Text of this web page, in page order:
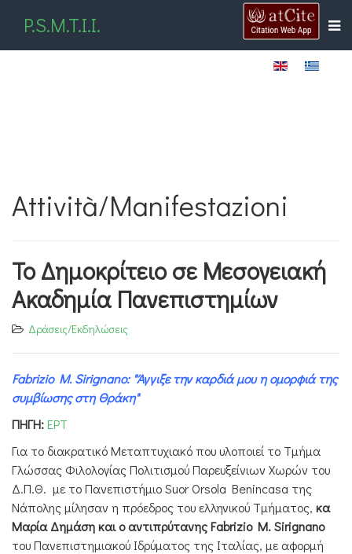
P.S.M.T.I.I.
Attività/Manifestazioni
Το Δημοκρίτειο σε Μεσογειακή
Ακαδημία Πανεπιστημίων
Δράσεις/Εκδηλώσεις
Fabrizio M. Sirignano: "Άγγιξε την καρδιά μου η ομορφιά της
συμβίωσης στη Θράκη"
ΠΗΓΗ:ΕΡΤ
Για το διακρατικό Μεταπτυχιακό που υλοποιεί το Τμήμα
Γλώσσας Φιλολογίας Πολιτισμού Παρευξείνιων Χωρών του
Δ.Π.Θ. με το Πανεπιστήμιο Suor Orsola Benincasa της
Νάπολης μίλησαν η πρόεδρος του ελληνικού Τμήματος, κα
Μαρία Δημάση και ο αντιπρύτανης Fabrizio M. Sirignano
του Πανεπιστημιακού Ιδρύματος της Ιταλίας, με αφορμή